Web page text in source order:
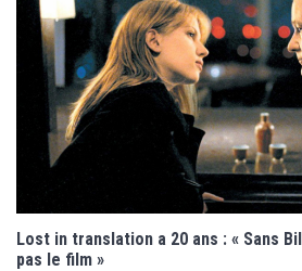
Lost in translation a 20 ans : « Sans
pas le film »